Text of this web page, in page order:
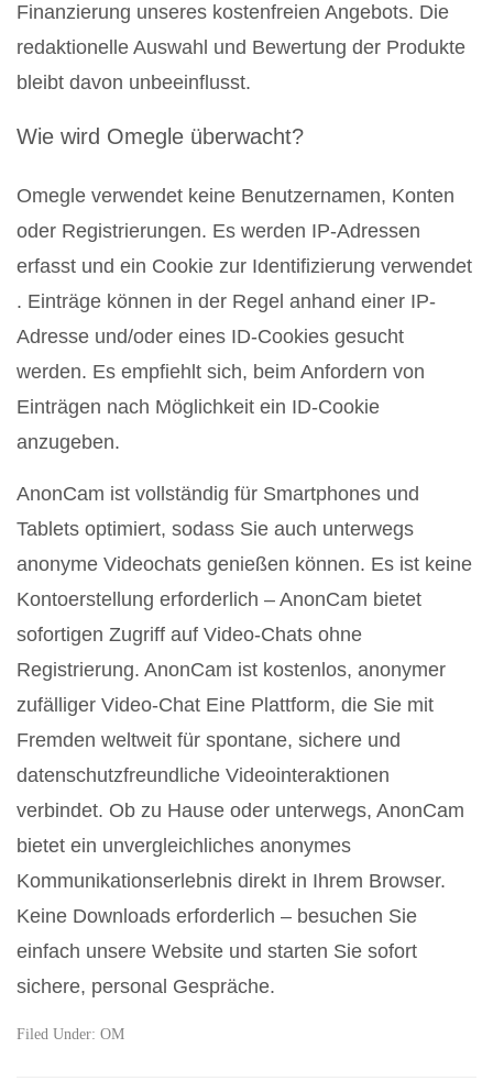
Finanzierung unseres kostenfreien Angebots. Die
redaktionelle Auswahl und Bewertung der Produkte
bleibt davon unbeeinflusst.
Wie wird Omegle überwacht?
Omegle verwendet keine Benutzernamen, Konten
oder Registrierungen. Es werden IP-Adressen
erfasst und ein Cookie zur Identifizierung verwendet
. Einträge können in der Regel anhand einer IP-
Adresse und/oder eines ID-Cookies gesucht
werden. Es empfiehlt sich, beim Anfordern von
Einträgen nach Möglichkeit ein ID-Cookie
anzugeben.
AnonCam ist vollständig für Smartphones und
Tablets optimiert, sodass Sie auch unterwegs
anonyme Videochats genießen können. Es ist keine
Kontoerstellung erforderlich – AnonCam bietet
sofortigen Zugriff auf Video-Chats ohne
Registrierung. AnonCam ist kostenlos, anonymer
zufälliger Video-Chat Eine Plattform, die Sie mit
Fremden weltweit für spontane, sichere und
datenschutzfreundliche Videointeraktionen
verbindet. Ob zu Hause oder unterwegs, AnonCam
bietet ein unvergleichliches anonymes
Kommunikationserlebnis direkt in Ihrem Browser.
Keine Downloads erforderlich – besuchen Sie
einfach unsere Website und starten Sie sofort
sichere, personal Gespräche.
Filed Under: OM